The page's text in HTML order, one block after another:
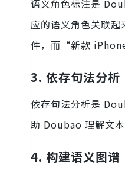
语义角色标注是
应的语义角色关联
件，而“新款
3. 依存句法分析
依存句法分析是
助 Doubao 理解文
4. 构建语义图谱